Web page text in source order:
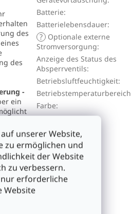
unserer Website,
zu ermöglichen und
der Website
zu verbessern.
nur erforderliche
Website
des
des
-
ein
gibt
Hebel
Beispiel
ein
Batterie:
Batterielebensdauer:
? Optionale externe
Stromversorgung:
Anzeige des Status des
Absperrventils:
Betriebsluftfeuchtigkeit:
Betriebstemperaturbereich
Farbe: